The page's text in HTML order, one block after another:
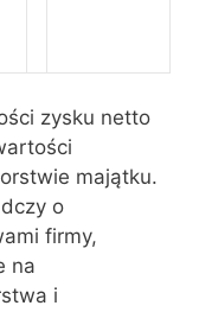
zysku netto
majątku.
o
firmy,
na
i